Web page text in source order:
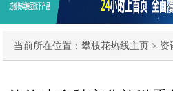
当前所在位置：攀枝花热线主页 > 资